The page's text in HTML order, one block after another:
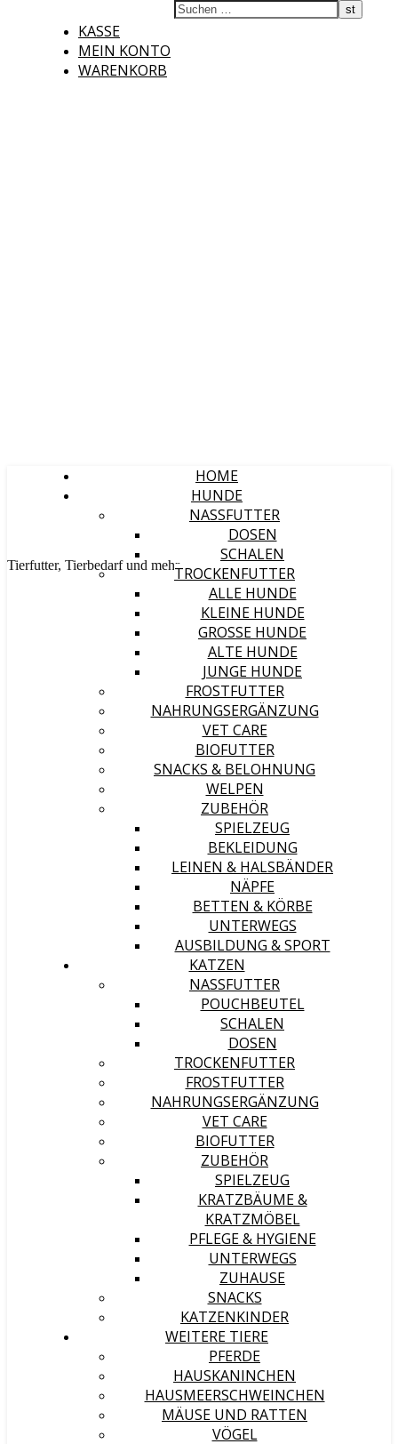
KASSE
MEIN KONTO
WARENKORB
Tierfutter, Tierbedarf und mehr
HOME
HUNDE
NASSFUTTER
DOSEN
SCHALEN
TROCKENFUTTER
ALLE HUNDE
KLEINE HUNDE
GROSSE HUNDE
ALTE HUNDE
JUNGE HUNDE
FROSTFUTTER
NAHRUNGSERGÄNZUNG
VET CARE
BIOFUTTER
SNACKS & BELOHNUNG
WELPEN
ZUBEHÖR
SPIELZEUG
BEKLEIDUNG
LEINEN & HALSBÄNDER
NÄPFE
BETTEN & KÖRBE
UNTERWEGS
AUSBILDUNG & SPORT
KATZEN
NASSFUTTER
POUCHBEUTEL
SCHALEN
DOSEN
TROCKENFUTTER
FROSTFUTTER
NAHRUNGSERGÄNZUNG
VET CARE
BIOFUTTER
ZUBEHÖR
SPIELZEUG
KRATZBÄUME &
KRATZMÖBEL
PFLEGE & HYGIENE
UNTERWEGS
ZUHAUSE
SNACKS
KATZENKINDER
WEITERE TIERE
PFERDE
HAUSKANINCHEN
HAUSMEERSCHWEINCHEN
MÄUSE UND RATTEN
VÖGEL